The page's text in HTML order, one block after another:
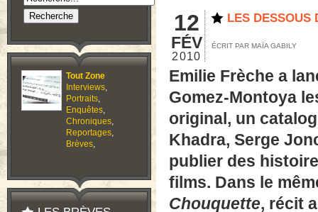
Tout Zone
Interviews,
Portraits,
Enquêtes,
Chroniques,
Reportages,
Brèves,
12
FÉV
2010
LES DESSOUS
ÉCRIT PAR MAÏA GABILY
Emilie Frèche a
Gomez-Montoya
original, un
Khadra, Serge
publier des
films. Dans le
Chouquette, récit